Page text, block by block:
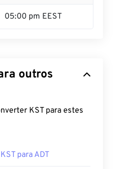
05:00 pm EEST
outros
KST para estes
KST para ADT